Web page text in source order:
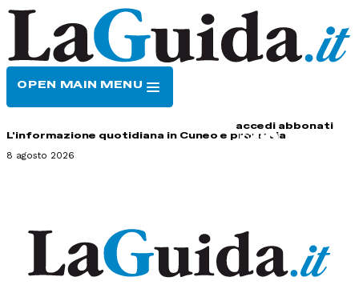
OPEN MAIN MENU
accedi abbonati
L'informazione quotidiana in Cuneo e provincia
8 agosto 2026